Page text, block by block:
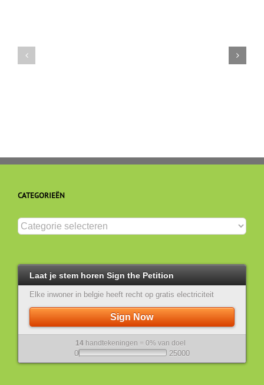
CATEGORIEËN
Categorieën
Laat je stem horen Sign the Petition
Elke inwoner in belgie heeft recht op gratis electriciteit
Sign Now
14 handtekeningen = 0% van doel
0 25000